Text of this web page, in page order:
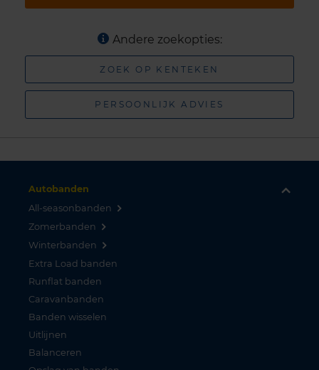
Andere zoekopties:
ZOEK OP KENTEKEN
PERSOONLIJK ADVIES
Autobanden
All-seasonbanden
Zomerbanden
Winterbanden
Extra Load banden
Runflat banden
Caravanbanden
Banden wisselen
Uitlijnen
Balanceren